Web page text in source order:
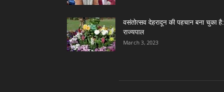
वसंतोत्सव देहरादून की पहचान बना चुका है:
राज्यपाल
March 3, 2023